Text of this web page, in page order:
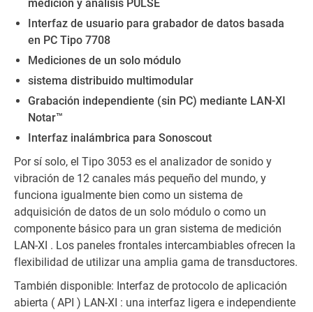
medición y análisis PULSE
Interfaz de usuario para grabador de datos basada
en PC Tipo 7708
Mediciones de un solo módulo
sistema distribuido multimodular
Grabación independiente (sin PC) mediante LAN-XI
Notar™
Interfaz inalámbrica para Sonoscout
Por sí solo, el Tipo 3053 es el analizador de sonido y
vibración de 12 canales más pequeño del mundo, y
funciona igualmente bien como un sistema de
adquisición de datos de un solo módulo o como un
componente básico para un gran sistema de medición
LAN-XI . Los paneles frontales intercambiables ofrecen la
flexibilidad de utilizar una amplia gama de transductores.
También disponible: Interfaz de protocolo de aplicación
abierta ( API ) LAN-XI : una interfaz ligera e independiente